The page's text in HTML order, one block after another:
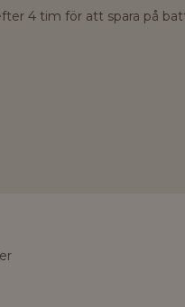
4 tim för att spara på